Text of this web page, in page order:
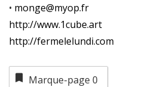
• monge@myop.fr
http://www.1cube.art
http://fermelelundi.com
Marque-page 0